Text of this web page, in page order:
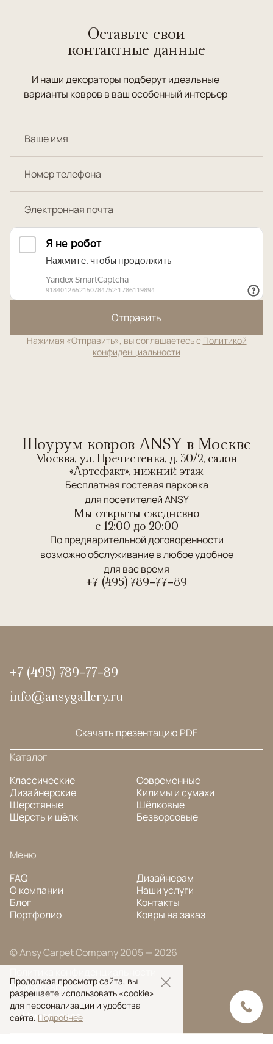
Оставьте свои
контактные данные
И наши декораторы подберут идеальные
варианты ковров в ваш особенный интерьер
Отправить
Нажимая «Отправить», вы соглашаетесь с Политикой
конфиденциальности
Шоурум ковров ANSY в Москве
Москва, ул. Пречистенка, д. 30/2, салон
«Артефакт», нижний этаж
Бесплатная гостевая парковка
для посетителей ANSY
Мы открыты ежедневно
c 12:00 до 20:00
По предварительной договоренности
возможно обслуживание в любое удобное
для вас время
+7 (495) 789-77-89
+7 (495) 789-77-89
info@ansygallery.ru
Скачать презентацию PDF
Каталог
Классические
Дизайнерские
Шерстяные
Шерсть и шёлк
Современные
Килимы и сумахи
Шёлковые
Безворсовые
Меню
FAQ
О компании
Блог
Портфолио
Дизайнерам
Наши услуги
Контакты
Ковры на заказ
© Ansy Carpet Company 2005 — 2026
Поиск ковра
Продолжая просмотр сайта, вы
разрешаете использовать «cookie»
для персонализации и удобства
сайта. Подробнее